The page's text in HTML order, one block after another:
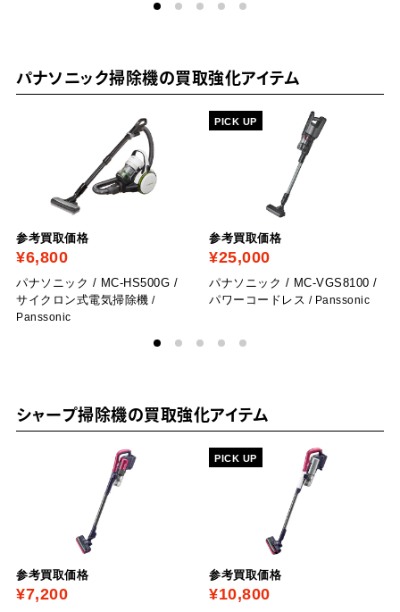
パナソニック掃除機の買取強化アイテム
参考買取価格
¥6,800
パナソニック / MC-HS500G /
サイクロン式電気掃除機 /
Panssonic
PICK UP
参考買取価格
¥25,000
パナソニック / MC-VGS8100 /
パワーコードレス / Panssonic
シャープ掃除機の買取強化アイテム
参考買取価格
¥7,200
PICK UP
参考買取価格
¥10,800